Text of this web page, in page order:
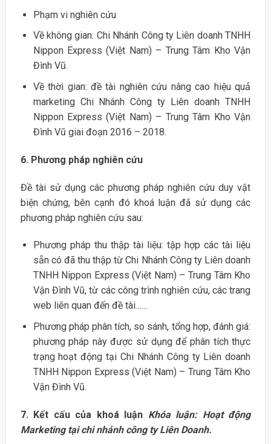
Phạm vi nghiên cứu
Về không gian: Chi Nhánh Công ty Liên doanh TNHH
Nippon Express (Việt Nam) – Trung Tâm Kho Vận
Đình Vũ.
Về thời gian: đề tài nghiên cứu nâng cao hiệu quả
marketing Chi Nhánh Công ty Liên doanh TNHH
Nippon Express (Việt Nam) – Trung Tâm Kho Vận
Đình Vũ giai đoạn 2016 – 2018.
6. Phương pháp nghiên cứu
Đề tài sử dụng các phương pháp nghiên cứu duy vật
biện chứng, bên cạnh đó khoá luận đã sử dụng các
phương pháp nghiên cứu sau:
Phương pháp thu thập tài liệu: tập hợp các tài liệu
sẵn có đã thu thập từ Chi Nhánh Công ty Liên doanh
TNHH Nippon Express (Việt Nam) – Trung Tâm Kho
Vận Đình Vũ, từ các công trình nghiên cứu, các trang
web liên quan đến đề tài……
Phương pháp phân tích, so sánh, tổng hợp, đánh giá:
phương pháp này được sử dụng để phân tích thực
trạng hoạt động tại Chi Nhánh Công ty Liên doanh
TNHH Nippon Express (Việt Nam) – Trung Tâm Kho
Vận Đình Vũ.
7. Kết cấu của khoá luận Khóa luận: Hoạt động
Marketing tại chi nhánh công ty Liên Doanh.